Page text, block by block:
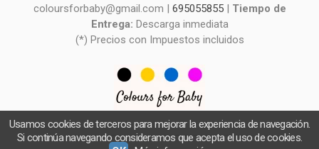
coloursforbaby@gmail.com | 695055855| Tiempo de
Entrega: Descarga inmediata
(*) Precios con Impuestos incluidos
Usamos cookies de terceros para mejorar la experiencia de navegación.
Si continúa navegando consideramos que acepta el uso de cookies.